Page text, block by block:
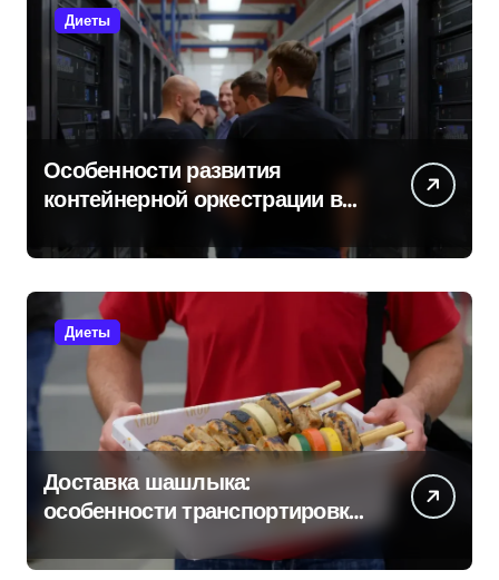
Диеты
Особенности развития
контейнерной оркестрации в
Диеты
Доставка шашлыка:
особенности транспортировки
и сохранения свежести